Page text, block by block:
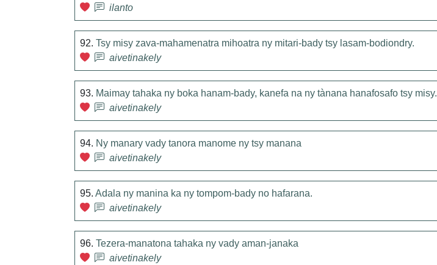
ilanto
92. Tsy misy zava-mahamenatra mihoatra ny mitari-bady tsy lasam-bodiondry.
aivetinakely
93. Maimay tahaka ny boka hanam-bady, kanefa na ny tànana hanafosafo tsy misy.
aivetinakely
94. Ny manary vady tanora manome ny tsy manana
aivetinakely
95. Adala ny manina ka ny tompom-bady no hafarana.
aivetinakely
96. Tezera-manatona tahaka ny vady aman-janaka
aivetinakely